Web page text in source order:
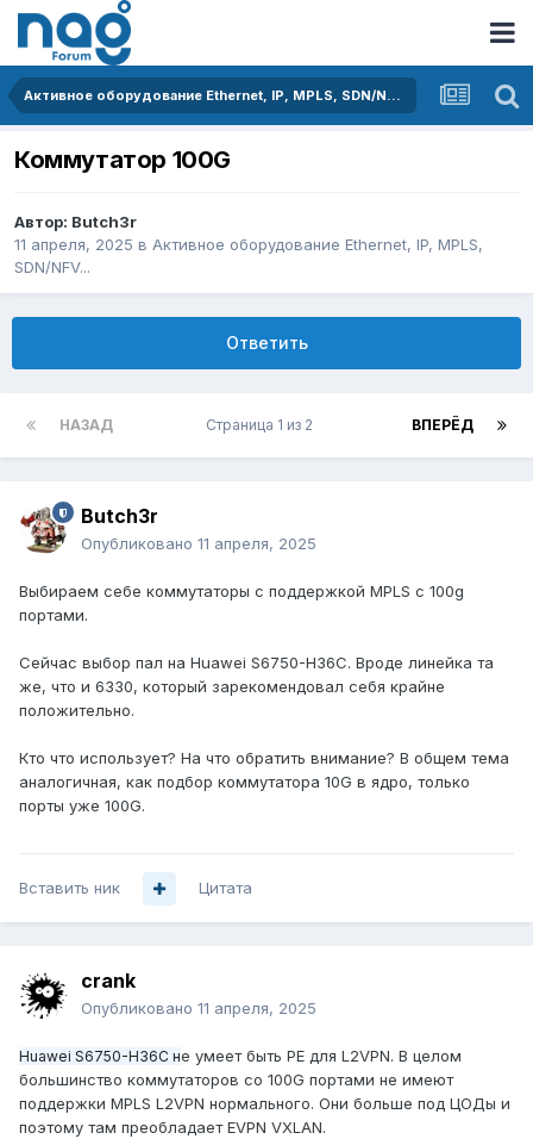
Активное оборудование Ethernet, IP, MPLS, SDN/NFV...
Коммутатор 100G
Автор: Butch3r
11 апреля, 2025 в Активное оборудование Ethernet, IP, MPLS,
SDN/NFV...
Ответить
НАЗАД ВПЕРЁД
Страница 1 из 2
Butch3r
Опубликовано 11 апреля, 2025
Выбираем себе коммутаторы с поддержкой MPLS с 100g
портами.
Сейчас выбор пал на Huawei S6750-H36C. Вроде линейка та
же, что и 6330, который зарекомендовал себя крайне
положительно.
Кто что использует? На что обратить внимание? В общем тема
аналогичная, как подбор коммутатора 10G в ядро, только
порты уже 100G.
Вставить ник Цитата
crank
Опубликовано 11 апреля, 2025
Huawei S6750-H36C не умеет быть PE для L2VPN. В целом
большинство коммутаторов со 100G портами не имеют
поддержки MPLS L2VPN нормального. Они больше под ЦОДы и
поэтому там преобладает EVPN VXLAN.